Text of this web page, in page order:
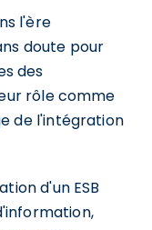
l'ère
doute pour
des
rôle comme
de l'intégration
d'un ESB